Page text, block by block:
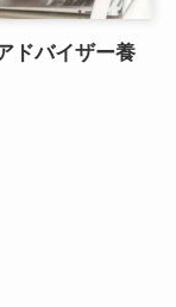
ドバイザー養